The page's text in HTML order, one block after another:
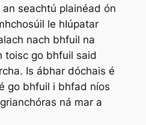
an seachtú plainéad ón
le hIúpatar
nach bhfuil na
toisc go bhfuil said
Is ábhar dóchais é
go bhfuil i bhfad níos
ná mar a